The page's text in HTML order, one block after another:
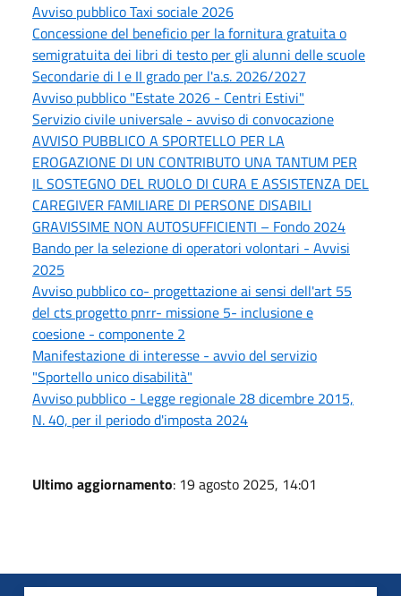
Avviso pubblico Taxi sociale 2026
Concessione del beneficio per la fornitura gratuita o
semigratuita dei libri di testo per gli alunni delle scuole
Secondarie di I e II grado per l'a.s. 2026/2027
Avviso pubblico "Estate 2026 - Centri Estivi"
Servizio civile universale - avviso di convocazione
AVVISO PUBBLICO A SPORTELLO PER LA
EROGAZIONE DI UN CONTRIBUTO UNA TANTUM PER
IL SOSTEGNO DEL RUOLO DI CURA E ASSISTENZA DEL
CAREGIVER FAMILIARE DI PERSONE DISABILI
GRAVISSIME NON AUTOSUFFICIENTI – Fondo 2024
Bando per la selezione di operatori volontari - Avvisi
2025
Avviso pubblico co- progettazione ai sensi dell'art 55
del cts progetto pnrr- missione 5- inclusione e
coesione - componente 2
Manifestazione di interesse - avvio del servizio
"Sportello unico disabilità"
Avviso pubblico - Legge regionale 28 dicembre 2015,
N. 40, per il periodo d'imposta 2024
Ultimo aggiornamento: 19 agosto 2025, 14:01